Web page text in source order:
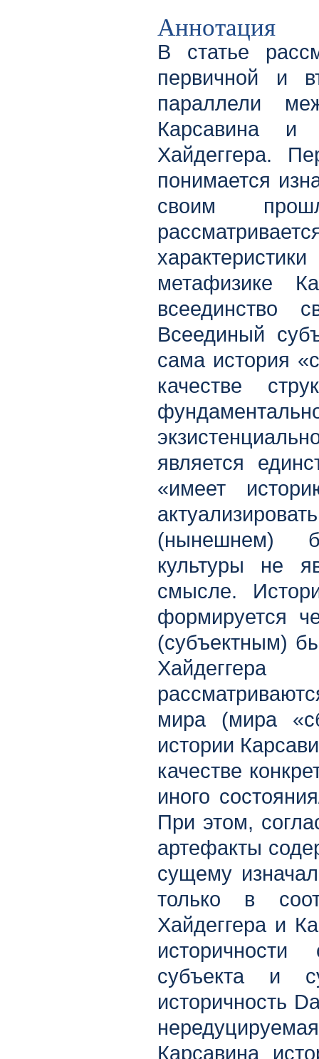
Аннотация
В статье
первичной и
параллели
Карсавина и
Хайдеггера.
понимается
своим
метафизике
всеединство
Всеединый
сама история
качестве
является
«имеет
(нынешнем)
культуры не
смысле.
формируется
(субъектным)
мира (мира
истории
качестве
иного
При этом,
артефакты
сущему
только в
Хайдеггера и
субъекта и
историчность
Карсавина